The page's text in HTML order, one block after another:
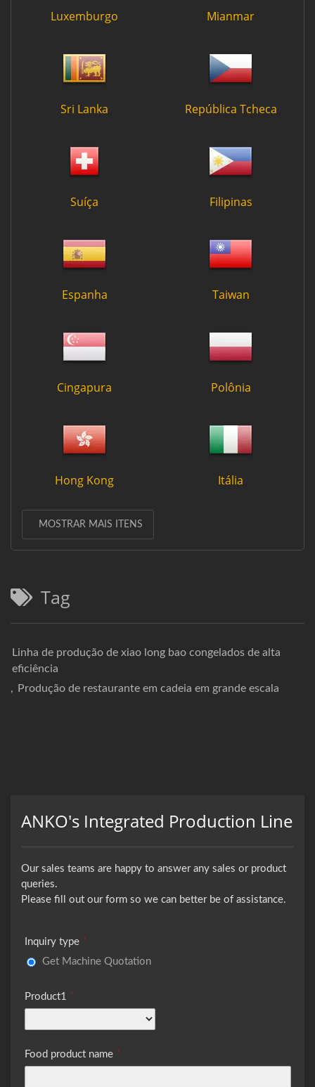
Luxemburgo Mianmar
Sri Lanka República Tcheca
Suíça Filipinas
Espanha Taiwan
Cingapura Polônia
Hong Kong Itália
MOSTRAR MAIS ITENS
Tag
Linha de produção de xiao long bao congelados de alta
eficiência
,
Produção de restaurante em cadeia em grande escala